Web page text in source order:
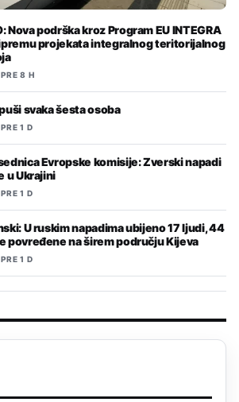
Nova podrška kroz Program EU INTEGRA
projekata integralnog teritorijalnog
PRE 8 H
svaka šesta osoba
PRE 1 D
Evropske komisije: Zverski napadi
u Ukrajini
PRE 1 D
U ruskim napadima ubijeno 17 ljudi, 44
povređene na širem području Kijeva
PRE 1 D